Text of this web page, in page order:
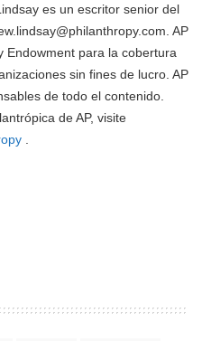
es un escritor senior del
AP
Endowment para la cobertura
sin fines de lucro. AP
de todo el contenido.
de AP, visite